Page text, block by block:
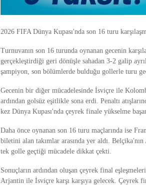
2026 FIFA Dünya Kupası'nda son 16 turu
Turnuvanın son 16 turunda oynanan gecenin
gerçekleştirdiği geri dönüşle sahadan 3-2 galip
şampiyon, son bölümlerde bulduğu gollerle turu
Gecenin bir diğer mücadelesinde İsviçre ile
ardından golsüz eşitlikle sona erdi. Penaltı
kez Dünya Kupası'nda çeyrek finale yükselme
Daha önce oynanan son 16 turu maçlarında ise
biletini alan takımlar arasında yer aldı.
tek golle geçtiği mücadele dikkat çekti.
Sonuçların ardından oluşan çeyrek final
Arjantin ile İsviçre karşı karşıya gelecek. Çeyrek